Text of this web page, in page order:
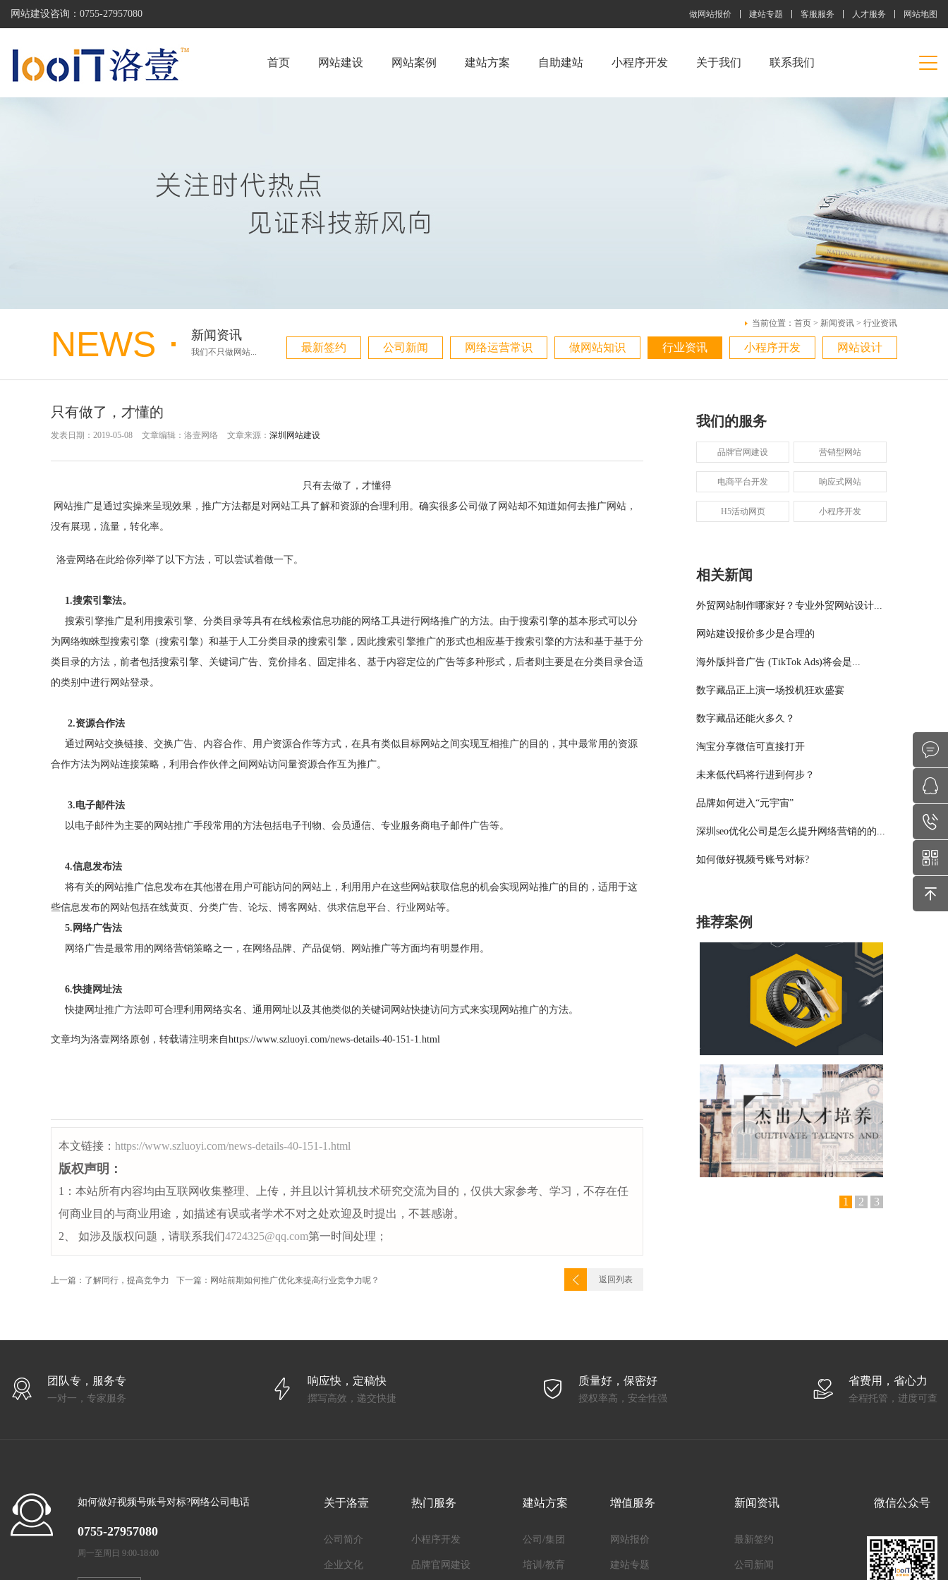
网站建设咨询： 0755-27957080 做网站报价 建站专题 客服服务 人才服务 网站地图
首页 网站建设 网站案例 建站方案 自助建站 小程序开发 关于我们 联系我们
NEWS 新闻资讯
我们不只做网站...
当前位置： 首页 > 新闻资讯 > 行业资讯
最新签约 公司新闻 网络运营常识 做网站知识 行业资讯 小程序开发 网站设计
只有做了，才懂的
发表日期：2019-05-08 文章编辑：洛壹网络 文章来源： 深圳网站建设
只有去做了，才懂得
网站推广是通过实操来呈现效果，推广方法都是对网站工具了解和资源的合理利用。确实很多公司做了网站却不知道如何去推广网站，
没有展现，流量，转化率。
洛壹网络在此给你列举了以下方法，可以尝试着做一下。
1.搜索引擎法。
搜索引擎推广是利用搜索引擎、分类目录等具有在线检索信息功能的网络工具进行网络推广的方法。由于搜索引擎的基本形式可以分
为网络蜘蛛型搜索引擎（搜索引擎）和基于人工分类目录的搜索引擎，因此搜索引擎推广的形式也相应基于搜索引擎的方法和基于基于分
类目录的方法，前者包括搜索引擎、关键词广告、竞价排名、固定排名、基于内容定位的广告等多种形式，后者则主要是在分类目录合适
的类别中进行网站登录。
2.资源合作法
通过网站交换链接、交换广告、内容合作、用户资源合作等方式，在具有类似目标网站之间实现互相推广的目的，其中最常用的资源
合作方法为网站连接策略，利用合作伙伴之间网站访问量资源合作互为推广。
3.电子邮件法
以电子邮件为主要的网站推广手段常用的方法包括电子刊物、会员通信、专业服务商电子邮件广告等。
4.信息发布法
将有关的网站推广信息发布在其他潜在用户可能访问的网站上，利用用户在这些网站获取信息的机会实现网站推广的目的，适用于这
些信息发布的网站包括在线黄页、分类广告、论坛、博客网站、供求信息平台、行业网站等。
5. 网络广告法
网络广告是最常用的网络营销策略之一，在网络品牌、产品促销、网站推广等方面均有明显作用。
6.快捷网址法
快捷网址推广方法即可合理利用网络实名、通用网址以及其他类似的关键词网站快捷访问方式来实现网站推广的方法。
文章均为洛壹网络原创，转载请注明来自https://www.szluoyi.com/news-details-40-151-1.html
本文链接： https://www.szluoyi.com/news-details-40-151-1.html
版权声明：
1：本站所有内容均由互联网收集整理、上传，并且以计算机技术研究交流为目的，仅供大家参考、学习，不存在任
何商业目的与商业用途，如描述有误或者学术不对之处欢迎及时提出，不甚感谢。
2、 如涉及版权问题，请联系我们4724325@qq.com第一时间处理；
上一篇：了解同行，提高竞争力 下一篇：网站前期如何推广优化来提高行业竞争力呢？ 返回列表
我们的服务
品牌官网建设 营销型网站
电商平台开发 响应式网站
H5活动网页 小程序开发
相关新闻
外贸网站制作哪家好？专业外贸网站设计...
网站建设报价多少是合理的
海外版抖音广告 (TikTok Ads)将会是...
数字藏品正上演一场投机狂欢盛宴
数字藏品还能火多久？
淘宝分享微信可直接打开
未来低代码将行进到何步？
品牌如何进入“元宇宙”
深圳seo优化公司是怎么提升网络营销的的...
如何做好视频号账号对标?
推荐案例
1 2 3
团队专，服务专
一对一，专家服务
响应快，定稿快
撰写高效，递交快捷
质量好，保密好
授权率高，安全性强
省费用，省心力
全程托管，进度可查
如何做好视频号账号对标?网络公司电话
0755-27957080
周一至周日 9:00-18:00
关于洛壹
公司简介
企业文化
热门服务
小程序开发
品牌官网建设
建站方案
公司/集团
培训/教育
增值服务
网站报价
建站专题
新闻资讯
最新签约
公司新闻
微信公众号